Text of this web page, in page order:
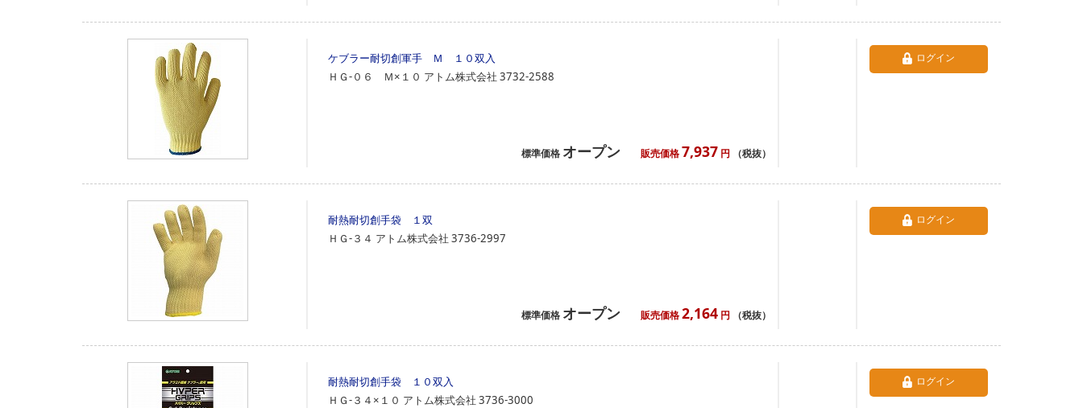
ケブラー耐切創軍手 Ｍ １０双入
ＨＧ‐０６ Ｍ×１０ アトム株式会社 3732-2588
標準価格 オープン 販売価格 7,937 円 （税抜）
ログイン
耐熱耐切創手袋 １双
ＨＧ‐３４ アトム株式会社 3736-2997
標準価格 オープン 販売価格 2,164 円 （税抜）
ログイン
耐熱耐切創手袋 １０双入
ＨＧ‐３４×１０ アトム株式会社 3736-3000
ログイン